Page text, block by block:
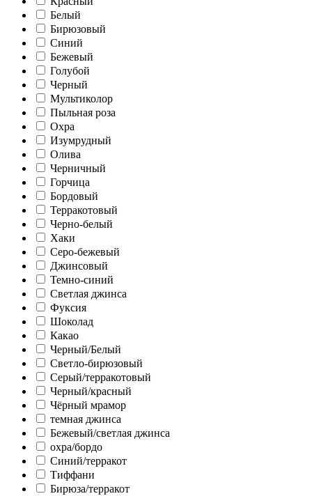
Белый
Бирюзовый
Синий
Бежевый
Голубой
Черный
Мультиколор
Пыльная роза
Охра
Изумрудный
Олива
Черничный
Горчица
Бордовый
Терракотовый
Черно-белый
Хаки
Серо-бежевый
Джинсовый
Темно-синий
Светлая джинса
Фуксия
Шоколад
Какао
Черный/Белый
Светло-бирюзовый
Серый/терракотовый
Черный/красный
Чёрный мрамор
темная джинса
Бежевый/светлая джинса
охра/бордо
Синий/терракот
Тиффани
Бирюза/терракот